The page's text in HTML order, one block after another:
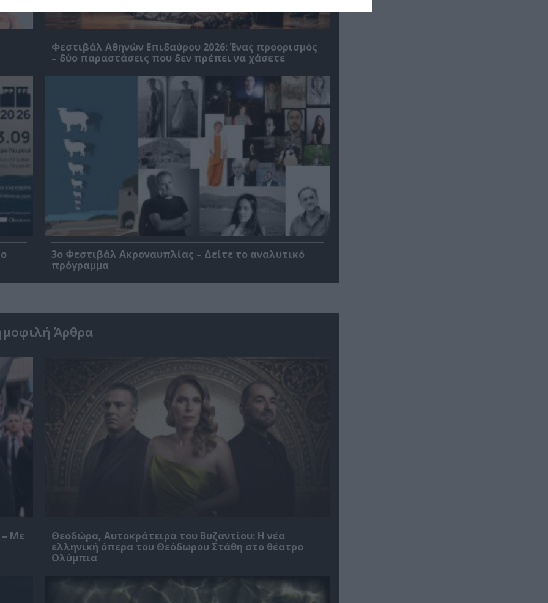
Φεστιβάλ Αθηνών Επιδαύρου 2026: Ένας προορισμός
– δύο παραστάσεις που δεν πρέπει να χάσετε
3ο Φεστιβάλ Ακροναυπλίας – Δείτε το αναλυτικό
πρόγραμμα
Άρθρα
– Με
Θεοδώρα, Αυτοκράτειρα του Βυζαντίου: Η νέα
ελληνική όπερα του Θεόδωρου Στάθη στο θέατρο
Ολύμπια